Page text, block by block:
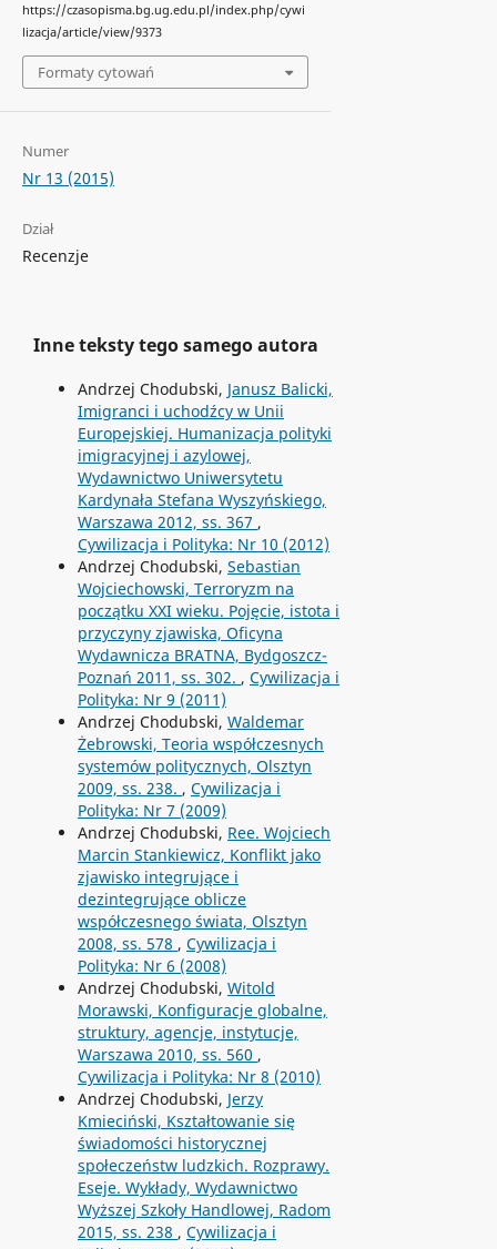
https://czasopisma.bg.ug.edu.pl/index.php/cywi
lizacja/article/view/9373
Formaty cytowań
Numer
Nr 13 (2015)
Dział
Recenzje
Inne teksty tego samego autora
Andrzej Chodubski, Janusz Balicki,
Imigranci i uchodźcy w Unii
Europejskiej. Humanizacja polityki
imigracyjnej i azylowej,
Wydawnictwo Uniwersytetu
Kardynała Stefana Wyszyńskiego,
Warszawa 2012, ss. 367 ,
Cywilizacja i Polityka: Nr 10 (2012)
Andrzej Chodubski, Sebastian
Wojciechowski, Terroryzm na
początku XXI wieku. Pojęcie, istota i
przyczyny zjawiska, Oficyna
Wydawnicza BRATNA, Bydgoszcz-
Poznań 2011, ss. 302. , Cywilizacja i
Polityka: Nr 9 (2011)
Andrzej Chodubski, Waldemar
Żebrowski, Teoria współczesnych
systemów politycznych, Olsztyn
2009, ss. 238. , Cywilizacja i
Polityka: Nr 7 (2009)
Andrzej Chodubski, Ree. Wojciech
Marcin Stankiewicz, Konflikt jako
zjawisko integrujące i
dezintegrujące oblicze
współczesnego świata, Olsztyn
2008, ss. 578 , Cywilizacja i
Polityka: Nr 6 (2008)
Andrzej Chodubski, Witold
Morawski, Konfiguracje globalne,
struktury, agencje, instytucje,
Warszawa 2010, ss. 560 ,
Cywilizacja i Polityka: Nr 8 (2010)
Andrzej Chodubski, Jerzy
Kmieciński, Kształtowanie się
świadomości historycznej
społeczeństw ludzkich. Rozprawy.
Eseje. Wykłady, Wydawnictwo
Wyższej Szkoły Handlowej, Radom
2015, ss. 238 , Cywilizacja i